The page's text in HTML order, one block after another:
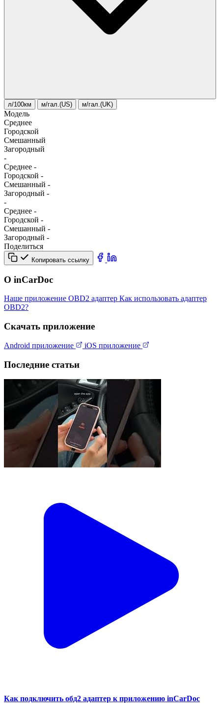
л/100км м/гал.(US) м/гал.(UK)
Модель
Среднее
Городской
Смешанный
Загородный
-
Среднее -
Городской -
Смешанный -
Загородный -
-
Среднее -
Городской -
Смешанный -
Загородный -
Поделиться
Копировать ссылку
О inCarDoc
Наше приложение OBD2 адаптер Как использовать адаптер
OBD2?
Скачать приложение
Android приложение iOS приложение
Последние статьи
Как подключить обд2 адаптер к приложению inCarDoc